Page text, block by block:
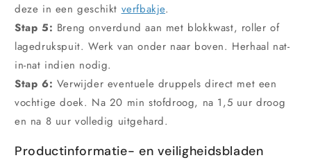
deze in een geschikt verfbakje.
Stap 5: Breng onverdund aan met blokkwast, roller of
lagedrukspuit. Werk van onder naar boven. Herhaal nat-
in-nat indien nodig.
Stap 6: Verwijder eventuele druppels direct met een
vochtige doek. Na 20 min stofdroog, na 1,5 uur droog
en na 8 uur volledig uitgehard.
Productinformatie- en veiligheidsbladen